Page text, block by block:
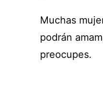
Muchas
podrán
preocupes.